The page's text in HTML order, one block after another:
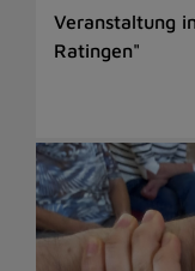
Veranstaltung
Ratingen"